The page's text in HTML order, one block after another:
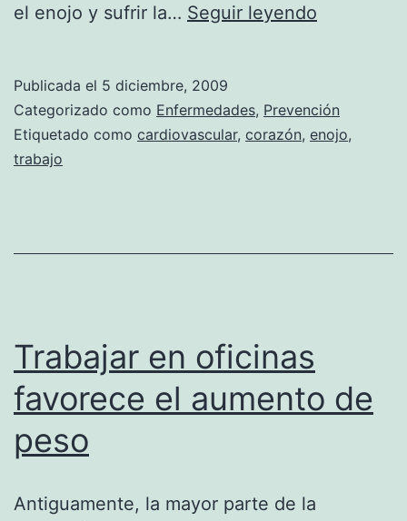
el enojo y sufrir la… Seguir leyendo
enojo
en
Publicada el 5 diciembre, 2009
Categorizado como Enfermedades, Prevención
Etiquetado como cardiovascular, corazón, enojo,
trabajo
Trabajar en oficinas
favorece el aumento de
peso
Antiguamente, la mayor parte de la